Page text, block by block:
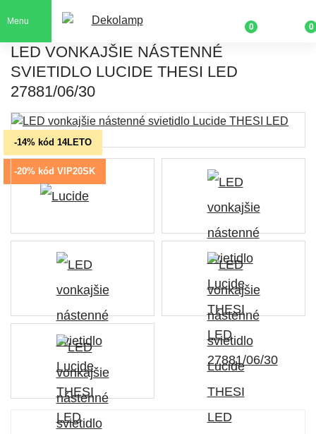
Menu
0 0
LED VONKAJŠIE NÁSTENNÉ
SVIETIDLO LUCIDE THESI LED
27881/06/30
-14% kód 14LETO
-20% kód VIP20SK